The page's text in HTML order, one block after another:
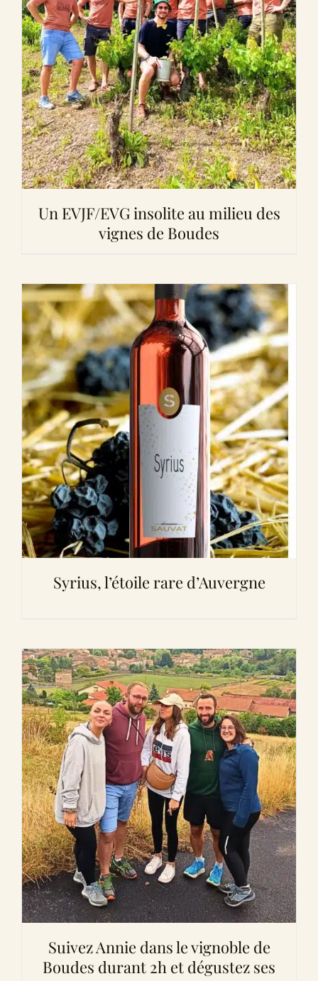
Un EVJF/EVG insolite au milieu des
vignes de Boudes
Syrius, l’étoile rare d’Auvergne
Suivez Annie dans le vignoble de
Boudes durant 2h et dégustez ses